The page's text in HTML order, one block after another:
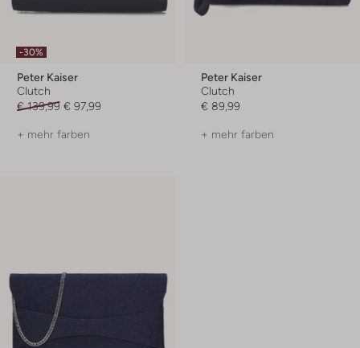
-30%
Peter Kaiser
Clutch
€ 139,99 € 97,99
+ mehr farben
Peter Kaiser
Clutch
€ 89,99
+ mehr farben